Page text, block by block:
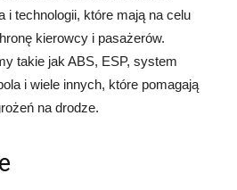
i technologii, które mają na celu
kierowcy i pasażerów.
takie jak ABS, ESP, system
i wiele innych, które pomagają
na drodze.